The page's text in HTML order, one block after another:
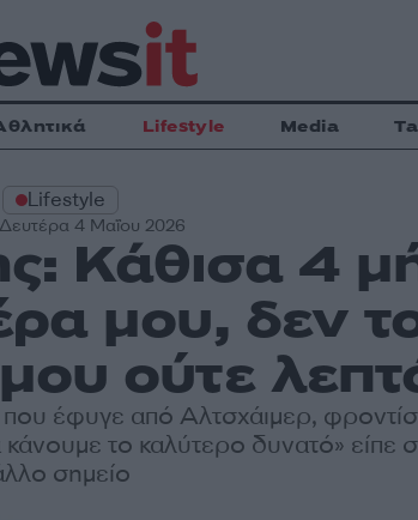
Lifestyle Media
Lifestyle
Δευτέρα 4 Μαΐου 2026
Κάθισα 4
μου, δεν
ούτε
που έφυγε από Αλτσχάιμερ,
το καλύτερο δυνατό» είπε
σημείο